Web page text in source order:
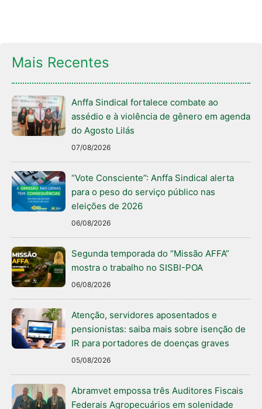
Mais Recentes
Anffa Sindical fortalece combate ao
assédio e à violência de gênero em agenda
do Agosto Lilás
07/08/2026
“Vote Consciente”: Anffa Sindical alerta
para o peso do serviço público nas
eleições de 2026
06/08/2026
Segunda temporada do “Missão AFFA”
mostra o trabalho no SISBI-POA
06/08/2026
Atenção, servidores aposentados e
pensionistas: saiba mais sobre isenção de
IR para portadores de doenças graves
05/08/2026
Abramvet empossa três Auditores Fiscais
Federais Agropecuários em solenidade